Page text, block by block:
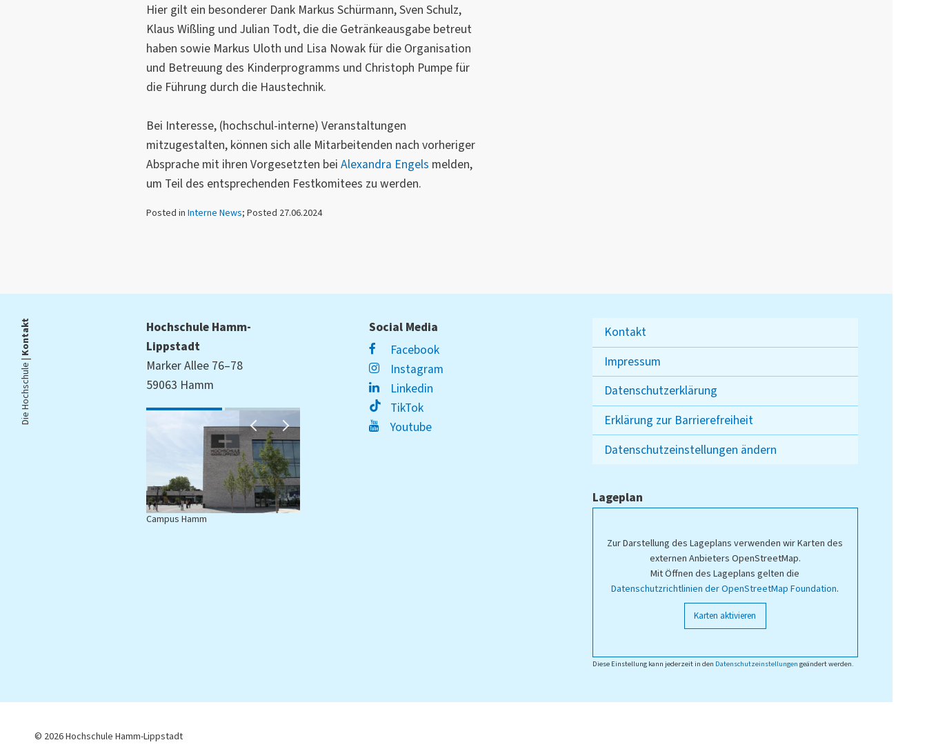
Hier gilt ein besonderer Dank Markus Schürmann, Sven Schulz,
Klaus Wißling und Julian Todt, die die Getränkeausgabe betreut
haben sowie Markus Uloth und Lisa Nowak für die Organisation
und Betreuung des Kinderprogramms und Christoph Pumpe für
die Führung durch die Haustechnik.
Bei Interesse, (hochschul-interne) Veranstaltungen
mitzugestalten, können sich alle Mitarbeitenden nach vorheriger
Absprache mit ihren Vorgesetzten bei Alexandra Engels melden,
um Teil des entsprechenden Festkomitees zu werden.
Posted in Interne News; Posted 27.06.2024
Die Hochschule |
Kontakt
Hochschule Hamm-
Lippstadt
Marker Allee 76–78
59063 Hamm
Campus Hamm
Social Media
Facebook
Instagram
Linkedin
TikTok
Youtube
Kontakt
Impressum
Datenschutzerklärung
Erklärung zur Barrierefreiheit
Datenschutzeinstellungen ändern
Lageplan
Zur Darstellung des Lageplans verwenden wir Karten des
externen Anbieters OpenStreetMap.
Mit Öffnen des Lageplans gelten die
Datenschutzrichtlinien der OpenStreetMap Foundation.
Karten aktivieren
Diese Einstellung kann jederzeit in den Datenschutzeinstellungen geändert werden.
© 2026 Hochschule Hamm-Lippstadt